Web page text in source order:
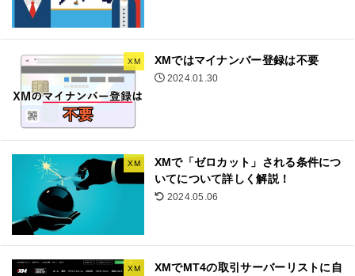
XM XMではマイナンバー登録は不要
2024.01.30
XM
XMで「ゼロカット」される条件につ
いてについて詳しく解説！
2024.05.06
XM
XMでMT4の取引サーバーリストに自